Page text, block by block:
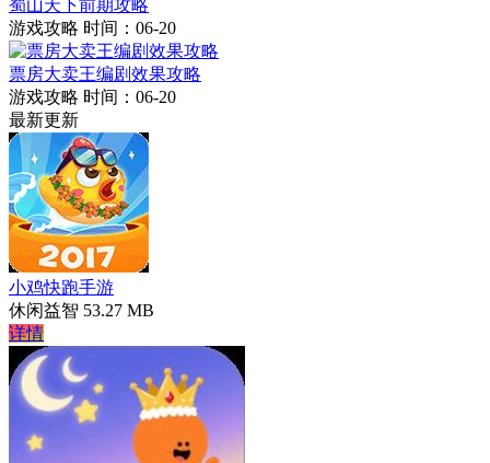
蜀山天下前期攻略
游戏攻略 时间：06-20
票房大卖王编剧效果攻略
游戏攻略 时间：06-20
最新更新
小鸡快跑手游
休闲益智 53.27 MB
详情